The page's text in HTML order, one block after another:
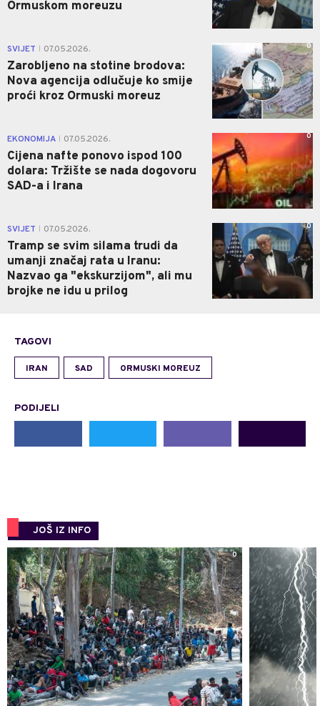
Ormuskom moreuzu
SVIJET 07.05.2026.
Zarobljeno na stotine brodova:
Nova agencija odlučuje ko smije
proći kroz Ormuski moreuz
0
EKONOMIJA 07.05.2026.
Cijena nafte ponovo ispod 100
dolara: Tržište se nada dogovoru
SAD-a i Irana
0
SVIJET 07.05.2026.
Tramp se svim silama trudi da
umanji značaj rata u Iranu:
Nazvao ga "ekskurzijom", ali mu
brojke ne idu u prilog
0
TAGOVI
IRAN SAD ORMUSKI MOREUZ
PODIJELI
JOŠ IZ INFO
0